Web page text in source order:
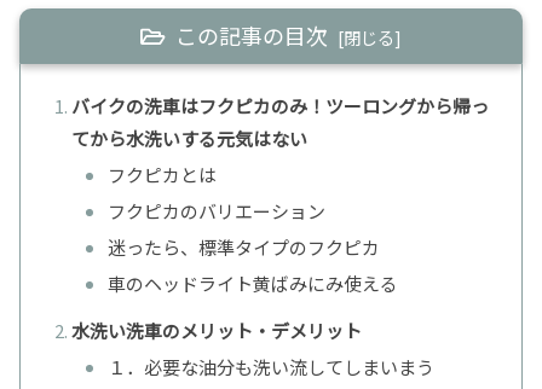
この記事の目次
バイクの洗車はフクピカのみ！ツーロングから帰っ
てから水洗いする元気はない
フクピカとは
フクピカのバリエーション
迷ったら、標準タイプのフクピカ
車のヘッドライト黄ばみにみ使える
水洗い洗車のメリット・デメリット
１．必要な油分も洗い流してしまいまう